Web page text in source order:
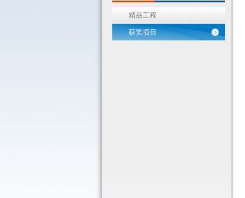
精品工程
获奖项目